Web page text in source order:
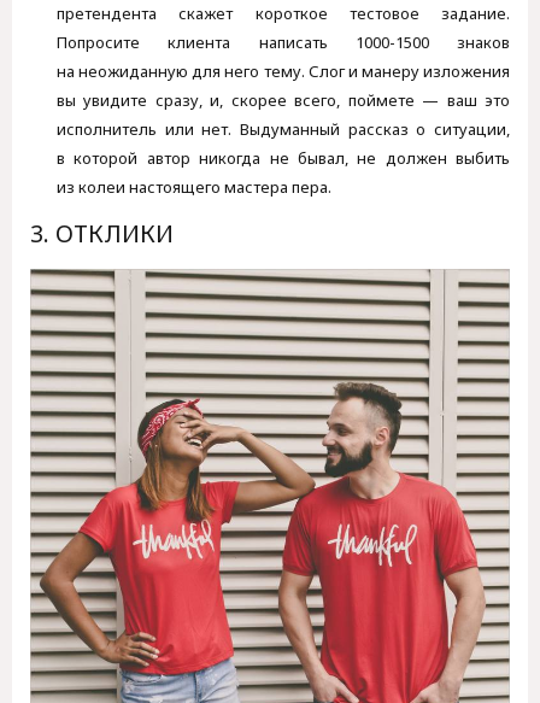
претендента скажет короткое тестовое задание.
Попросите клиента написать 1000-1500 знаков
на неожиданную для него тему. Слог и манеру изложения
вы увидите сразу, и, скорее всего, поймете — ваш это
исполнитель или нет. Выдуманный рассказ о ситуации,
в которой автор никогда не бывал, не должен выбить
из колеи настоящего мастера пера.
3. ОТКЛИКИ